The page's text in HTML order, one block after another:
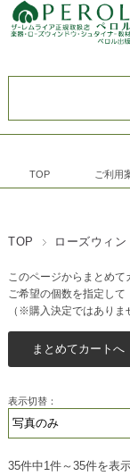
TOP ご利用
TOP ローズウィン
このページからまとめて
ご希望の個数を指定し
（※購入決定ではありま
表示切替：
35件中1件～35件を表